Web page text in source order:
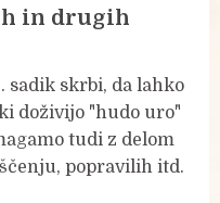
in drugih
sadik skrbi, da lahko
doživijo "hudo uro"
tudi z delom
popravilih itd.